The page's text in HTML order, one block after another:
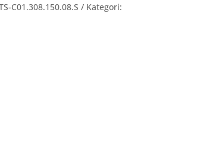
C01.308.150.08.S
Kategori: